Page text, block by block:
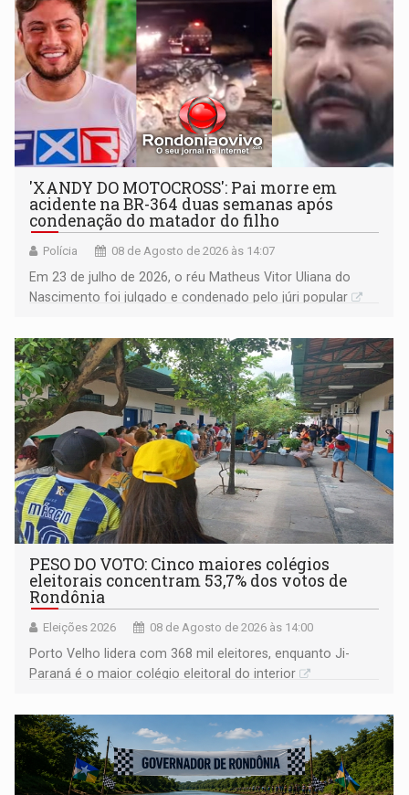
'XANDY DO MOTOCROSS': Pai morre em
acidente na BR-364 duas semanas após
condenação do matador do filho
Polícia 08 de Agosto de 2026 às 14:07
Em 23 de julho de 2026, o réu Matheus Vitor Uliana do
Nascimento foi julgado e condenado pelo júri popular
PESO DO VOTO: Cinco maiores colégios
eleitorais concentram 53,7% dos votos de
Rondônia
Eleições 2026 08 de Agosto de 2026 às 14:00
Porto Velho lidera com 368 mil eleitores, enquanto Ji-
Paraná é o maior colégio eleitoral do interior